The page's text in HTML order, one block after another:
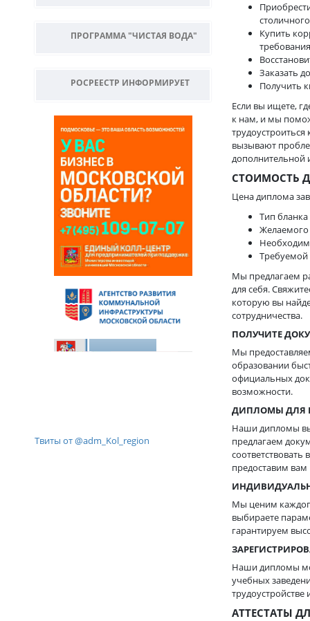
ПРОГРАММА "ЧИСТАЯ ВОДА"
РОСРЕЕСТР ИНФОРМИРУЕТ
Твиты от @adm_Kol_region
Купить
Заказать
Получить
Если вы ищете,
к нам, и мы
вызывают
дополнительной
СТОИМОСТЬ
Цена диплома
Тип
Желаемого
Требуемой
Мы предлагаем
для себя.
которую вы
сотрудничества.
ПОЛУЧИТЕ
Мы
образовании
официальных
возможности.
ДИПЛОМЫ ДЛЯ
Наши дипломы
предлагаем
предоставим
Мы ценим
выбираете
гарантируем
Наши дипломы
учебных
АТТЕСТАТЫ